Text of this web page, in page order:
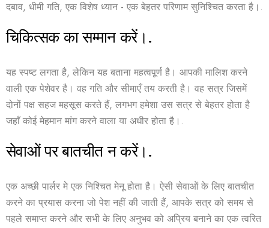
दबाव, धीमी गति, एक विशेष ध्यान - एक बेहतर परिणाम सुनिश्चित करता है।.
चिकित्सक का सम्मान करें।.
यह स्पष्ट लगता है, लेकिन यह बताना महत्वपूर्ण है। आपकी मालिश करने
वाली एक पेशेवर है। वह गति और सीमाएँ तय करती है। वह सत्र जिसमें
दोनों पक्ष सहज महसूस करते हैं, लगभग हमेशा उस सत्र से बेहतर होता है
जहाँ कोई मेहमान मांग करने वाला या अधीर होता है।.
सेवाओं पर बातचीत न करें।.
एक अच्छी पार्लर मे एक निश्चित मेनू होता है। ऐसी सेवाओं के लिए बातचीत
करने का प्रयास करना जो पेश नहीं की जाती हैं, आपके सत्र को समय से
पहले समाप्त करने और सभी के लिए अनुभव को अप्रिय बनाने का एक त्वरित